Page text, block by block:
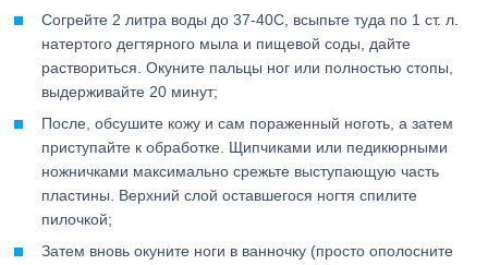
Согрейте 2 литра воды до 37-40C, всыпьте туда по 1 ст. л.
натертого дегтярного мыла и пищевой соды, дайте
раствориться. Окуните пальцы ног или полностью стопы,
выдерживайте 20 минут;
После, обсушите кожу и сам пораженный ноготь, а затем
приступайте к обработке. Щипчиками или педикюрными
ножничками максимально срежьте выступающую часть
пластины. Верхний слой оставшегося ногтя спилите
пилочкой;
Затем вновь окуните ноги в ванночку (просто ополосните